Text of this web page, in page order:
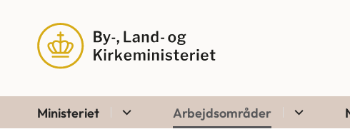
Ministeriet Arbejdsområder